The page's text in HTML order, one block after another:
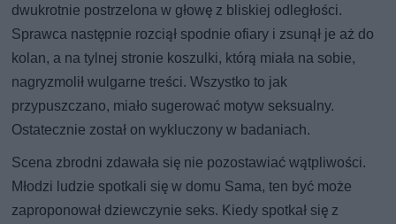
dwukrotnie postrzelona w głowę z bliskiej odległości.
Sprawca następnie rozciął spodnie ofiary i zsunął je aż do
kolan, a na tylnej stronie koszulki, którą miała na sobie,
nagryzmolił wulgarne treści. Wszystko to jak
przypuszczano, miało sugerować motyw seksualny.
Ostatecznie został on wykluczony w badaniach.
Scena zbrodni zdawała się nie pozostawiać wątpliwości.
Młodzi ludzie spotkali się w domu Sama, ten być może
zaproponował dziewczynie seks. Kiedy spotkał się z